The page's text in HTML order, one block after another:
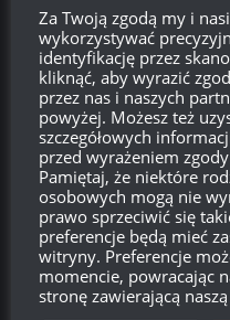
21:09, 2 LIPCA
PATCHE/
Patch 2.3.1:
16:15, 29
PATCHE/
Patch 2.3.1:
16:08, 29
PATCHE/
Patch 2.3.1:
Za Twoją zgodą my i
wykorzystywać
identyfikację przez
kliknąć, aby wyrazić
przez nas i naszych
powyżej. Możesz też
szczegółowych
przed wyrażeniem
Pamiętaj, że niektóre
osobowych mogą nie
prawo sprzeciwić się
preferencje będą mieć
witryny. Preferencje
momencie, powracając
stronę zawierającą